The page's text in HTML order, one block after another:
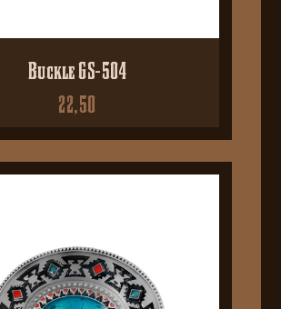
Buckle GS-504
22,50